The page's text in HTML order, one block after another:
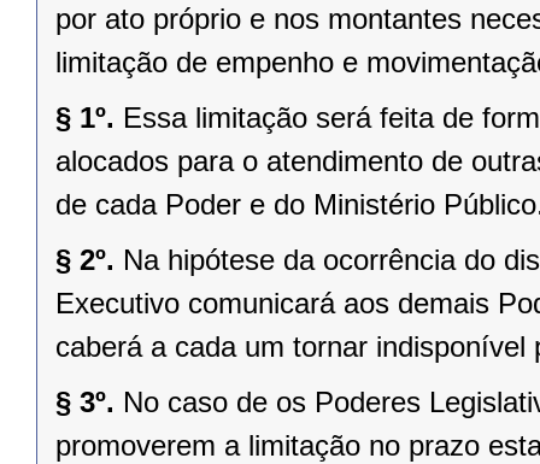
por ato próprio e nos montantes
limitação de empenho e
§ 1º. Essa limitação será feita de
alocados para o atendimento de
de cada Poder e do Ministério
§ 2º. Na hipótese da ocorrência do
Executivo comunicará aos demais
caberá a cada um tornar
§ 3º. No caso de os Poderes
promoverem a limitação no prazo